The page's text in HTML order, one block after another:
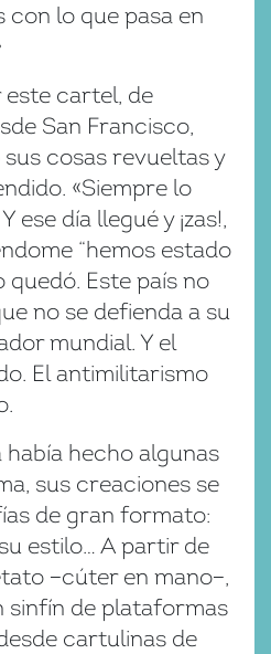
lo que pasa en
este cartel, de
San Francisco,
cosas revueltas y
«Siempre lo
ese día llegué y ¡zas!,
“hemos estado
quedó. Este país no
no se defienda a su
mundial. Y el
El antimilitarismo
había hecho algunas
sus creaciones se
de gran formato:
estilo… A partir de
−cúter en mano−,
sinfín de plataformas
cartulinas de